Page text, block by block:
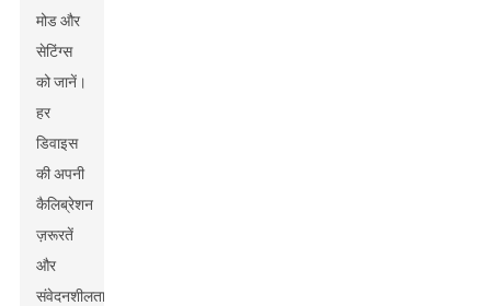
मोड और
सेटिंग्स
को जानें।
हर
डिवाइस
की अपनी
कैलिब्रेशन
ज़रूरतें
और
संवेदनशीलता